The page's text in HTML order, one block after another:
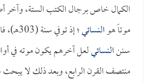
الكمال خاص برجال الكتب الستة،
موتاً هوالنسائي
؛ إذ
سننالنسائيلعل آخرهم يكون موته في
منتصف القرن الرابع، وبعد ذلك لا